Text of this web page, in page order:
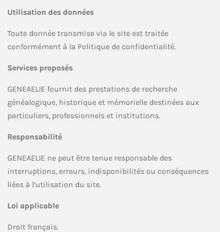
Utilisation des données
Toute donnée transmise via le site est traitée
conformément à la Politique de confidentialité.
Services proposés
GENEAELIE fournit des prestations de recherche
généalogique, historique et mémorielle destinées aux
particuliers, professionnels et institutions.
Responsabilité
GENEAELIE ne peut être tenue responsable des
interruptions, erreurs, indisponibilités ou conséquences
liées à l’utilisation du site.
Loi applicable
Droit français.